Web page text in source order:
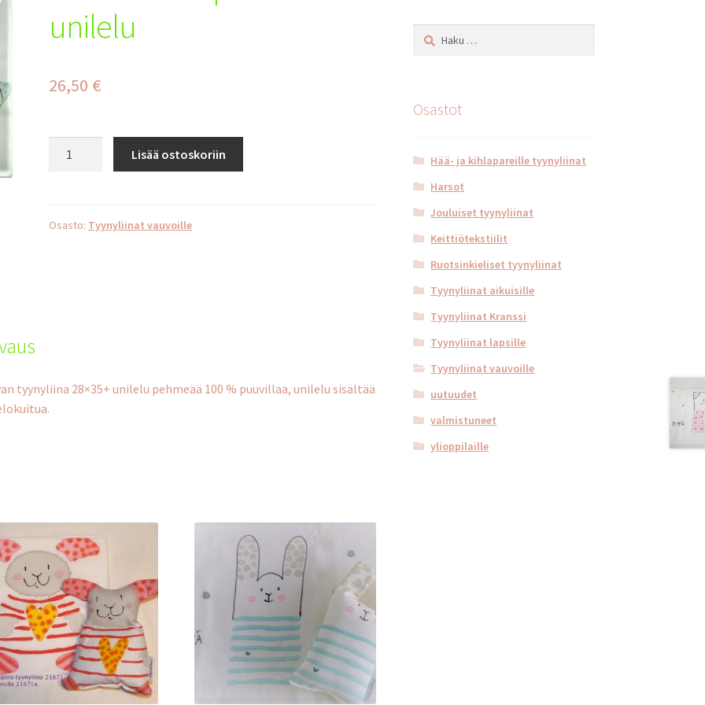
unilelu
26,50 €
määrä
Lisää ostoskoriin
Osasto: Tyynyliinat vauvoille
tyynyliina 28×35+ unilelu pehmeää 100 % puuvillaa, unilelu sisältää
Haku:
Osastot
Hää- ja kihlapareille tyynyliinat
Harsot
Jouluiset tyynyliinat
Keittiötekstiilit
Ruotsinkieliset tyynyliinat
Tyynyliinat aikuisille
Tyynyliinat Kranssi
Tyynyliinat lapsille
Tyynyliinat vauvoille
uutuudet
valmistuneet
ylioppilaille